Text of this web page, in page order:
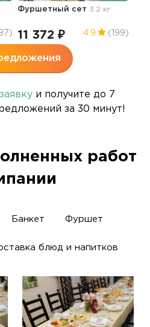
Фуршетный сет 3.2 кг
11 372 ₽ 4.9 (199)
и получите до 7
за 30 минут!
работ
Банкет Фуршет
блюд и напитков